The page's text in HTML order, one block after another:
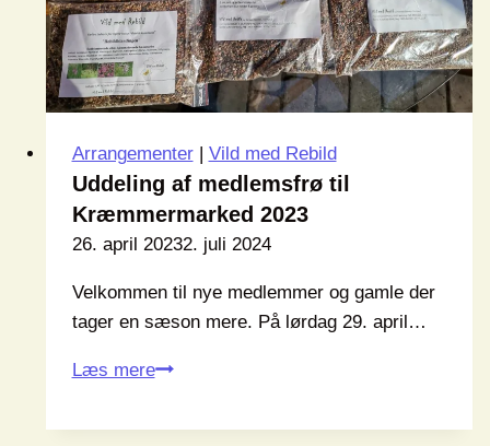
Arrangementer| Vild med Rebild
Uddeling af medlemsfrø til
Kræmmermarked 2023
26. april 20232. juli 2024
Velkommen til nye medlemmer og gamle der
tager en sæson mere. På lørdag 29. april…
Læs mereUddeling
medlemsfrø